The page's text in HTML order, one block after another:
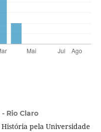
Rio Claro
pela Universidade